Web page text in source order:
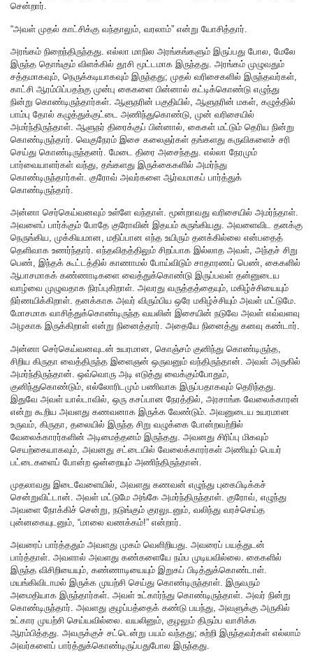
சென்றார்.
“அவள் முதல் காட்சிக்கு வந்தாலும், வரலாம்” என்று யோசித்தார்.
அரங்கம் நிறைந்திருந்தது. எல்லா மாநில அரங்கங்களும் இருப்பது போல, மேலே
இருந்த தொங்கும் விளக்கில் தூசி மூட்டமாக இருந்தது. அரங்கம் முழுவதும்
சத்தமாகவும், நெருக்கடியாகவும் இருந்தது; முதல் வரிசைகளில் இருந்தவர்கள்,
காட்சி ஆரம்பிப்பதற்கு முன்பு கைகளை பின்னால் கட்டிக்கொண்டு எழுந்து
நின்று கொண்டிருந்தார்கள். ஆளுநரின் பகுதியில், ஆளுநரின் மகள், கழுத்தில்
பாம்பு தோல் கழுத்துக்குட்டை அணிந்துகொண்டு, முன் வரிசையில்
அமர்ந்திருந்தாள். ஆளுநர் திரைக்குப் பின்னால், கைகள் மட்டும் தெரிய நின்று
கொண்டிருந்தார். வெகுநேரம் இசை கலைஞர்கள் தங்களது கருவிகளைச் சரி
செய்து கொண்டிருந்தனர். மேடை திரை அசைந்தது. எல்லா நேரமும்
பார்வையாளர்கள் வந்து, தங்களது இருக்கைகளில் அமர்ந்து
கொண்டிருந்தார்கள். குரோவ் அவர்களை ஆர்வமாகப் பார்த்துக்
கொண்டிருந்தார்.
அன்னா செர்கெய்வனவும் உள்ளே வந்தாள். மூன்றாவது வரிசையில் அமர்ந்தாள்.
அவளைப் பார்க்கும் போதே குரோவின் இதயம் சுருங்கியது. அவளைவிட தனக்கு
நெருங்கிய, முக்கியமான, மதிப்பான எந்த உயிரும் தனக்கில்லை என்பதைத்
தெளிவாக உணர்ந்தார். எந்தவிதத்திலும் சிறப்பாக இல்லாத அவள், அந்தச் சிறு
பெண், இந்தக் கூட்டத்தில் காணாமல் போய்விடும் சாதாரணப் பெண், கைகளில்
ஆபாசமாகக் கண்ணாடிகளை வைத்துக்கொண்டு இருப்பவள் தன்னுடைய
வாழ்வை முழுவதாக நிரப்புகிறாள். அவரது வருத்தத்தையும், மகிழ்ச்சியையும்
நிர்ணயிக்கிறாள். தனக்காக அவர் விரும்பிய ஒரே மகிழ்ச்சியும் அவள் மட்டுமே.
மோசமாக வாசித்துக்கொண்டிருந்த வயலின் இசையின் நடுவே அவள் எவ்வளவு
அழகாக இருக்கிறாள் என்று நினைத்தார். அதையே நினைத்து கனவு கண்டார்.
அன்னா செர்கெய்வனவுடன் உயரமான, கொஞ்சம் குனிந்து கொண்டிருந்த,
சிறிய கிருதா வைத்திருந்த இளைஞன் ஒருவனும் வந்திருந்தான். அவள் அருகில்
அமர்ந்திருந்தான். ஒவ்வொரு அடி எடுத்து வைக்கும்போதும்,
குனிந்துகொண்டும், எல்லோரிடமும் பணிவாக இருப்பதாகவும் தெரிந்தது.
இதுவே அவள் யால்டாவில், ஒரு கசப்பான நேரத்தில், அரசாங்க வேலைக்காரன்
என்று கூறிய அவளது கணவனாக இருக்க வேண்டும். அவனுடைய உயரமான
உருவம், கிருதா, தலையில் இருந்த சிறு வழுக்கை போன்றவற்றில்
வேலைக்காரர்களின் அடிமைத்தனம் இருந்தது. அவனது சிரிப்பு மிகவும்
செயற்கையாகவும், அவனது சட்டையில் வேலைக்காரர்கள் அணியும் பெயர்
பட்டைகளைப் போன்ற ஒன்றையும் அணிந்திருந்தான்.
முதலாவது இடைவேளையில், அவளது கணவன் எழுந்து புகைபிடிக்கச்
சென்றுவிட்டான். அவள் மட்டுமே அங்கே அமர்ந்திருந்தாள். குரோவ், எழுந்து
அவளை நோக்கிச் சென்று, நடுங்கும் குரலுடனும், வலிந்து வரச்செய்த
புன்னகையுடனும், “மாலை வணக்கம்!” என்றார்.
அவரைப் பார்த்ததும் அவளது முகம் வெளிறியது. அவரைப் பயத்துடன்
பார்த்தாள். அவளால் அவளது கண்களையே நம்ப முடியவில்லை. கைகளில்
இருந்த விசிறியையும், கண்ணாடியையும் இறுகப் பிடித்துக்கொண்டாள்.
மயங்கிவிடாமல் இருக்க முயற்சி செய்து கொண்டிருந்தாள். இருவரும்
அமைதியாக இருந்தார்கள். அவள் உட்கார்ந்து கொண்டிருந்தாள். அவர் நின்று
கொண்டிருந்தார். அவளது குழப்பத்தைக் கண்டு பயந்து, அவளுக்கு அருகில்
உட்கார முயற்சி செய்யவில்லை. வயலினும், குழலும் திரும்ப வாசிக்க
ஆரம்பித்தது. அவருக்குச் சட்டென்று பயம் வந்தது; சுற்றி இருந்தவர்கள் எல்லாம்
அவர்களைப் பார்த்துக்கொண்டிருப்பதுபோல இருந்தது.